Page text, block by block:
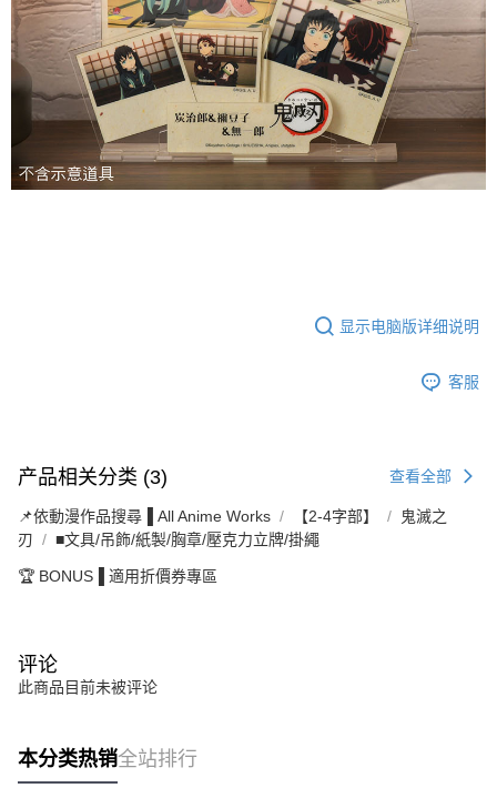
显示电脑版详细说明
客服
产品相关分类 (3) 查看全部
📌依動漫作品搜尋▐ All Anime Works 【2-4字部】
鬼滅之
刃
■文具/吊飾/紙製/胸章/壓克力立牌/掛繩
🏆 BONUS▐ 適用折價券專區
评论
此商品目前未被评论
本分类热销全站排行